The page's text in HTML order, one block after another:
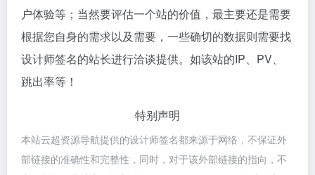
户体验等；当然要评估一个站的价值，最主要还是需要
根据您自身的需求以及需要，一些确切的数据则需要找
设计师签名的站长进行洽谈提供。如该站的IP、PV、
跳出率等！
特别声明
本站云超资源导航提供的设计师签名都来源于网络，不保证外
部链接的准确性和完整性，同时，对于该外部链接的指向，不